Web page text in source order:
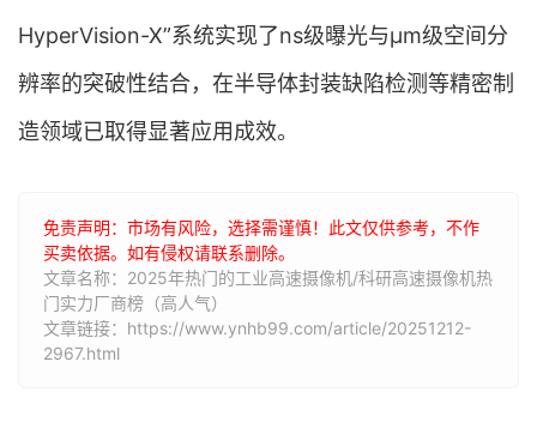
HyperVision-X”系统实现了ns级曝光与μm级空间分
辨率的突破性结合，在半导体封装缺陷检测等精密制
造领域已取得显著应用成效。
免责声明：市场有风险，选择需谨慎！此文仅供参考，不作
买卖依据。如有侵权请联系删除。
文章名称：2025年热门的工业高速摄像机/科研高速摄像机热
门实力厂商榜（高人气）
文章链接：https://www.ynhb99.com/article/20251212-
2967.html